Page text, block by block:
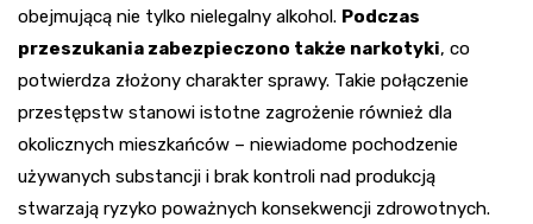
obejmującą nie tylko nielegalny alkohol. Podczas
przeszukania zabezpieczono także narkotyki, co
potwierdza złożony charakter sprawy. Takie połączenie
przestępstw stanowi istotne zagrożenie również dla
okolicznych mieszkańców – niewiadome pochodzenie
używanych substancji i brak kontroli nad produkcją
stwarzają ryzyko poważnych konsekwencji zdrowotnych.